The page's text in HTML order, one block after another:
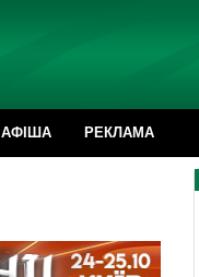
АФІША РЕКЛАМА